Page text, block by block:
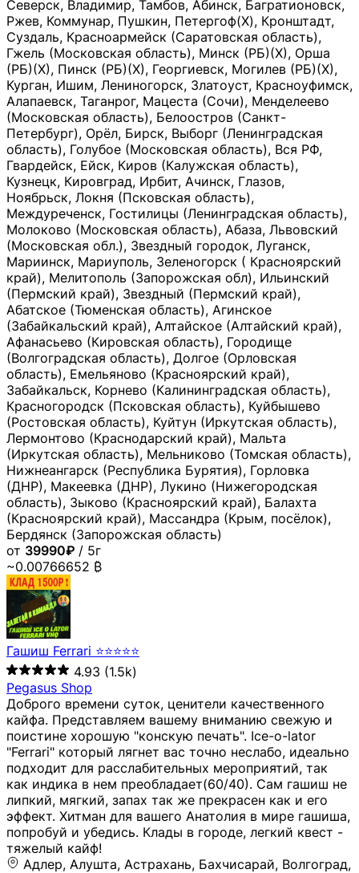
Северск, Владимир, Тамбов, Абинск, Багратионовск,
Ржев, Коммунар, Пушкин, Петергоф(Х), Кронштадт,
Суздаль, Красноармейск (Саратовская область),
Гжель (Московская область), Минск (РБ)(Х), Орша
(РБ)(Х), Пинск (РБ)(Х), Георгиевск, Могилев (РБ)(Х),
Курган, Ишим, Лениногорск, Златоуст, Красноуфимск,
Алапаевск, Таганрог, Мацеста (Сочи), Менделеево
(Московская область), Белоостров (Санкт-
Петербург), Орёл, Бирск, Выборг (Ленинградская
область), Голубое (Московская область), Вся РФ,
Гвардейск, Ейск, Киров (Калужская область),
Кузнецк, Кировград, Ирбит, Ачинск, Глазов,
Ноябрьск, Локня (Псковская область),
Междуреченск, Гостилицы (Ленинградская область),
Молоково (Московская область), Абаза, Львовский
(Московская обл.), Звездный городок, Луганск,
Мариинск, Мариуполь, Зеленогорск ( Красноярский
край), Мелитополь (Запорожская обл), Ильинский
(Пермский край), Звездный (Пермский край),
Абатское (Тюменская область), Агинское
(Забайкальский край), Алтайское (Алтайский край),
Афанасьево (Кировская область), Городище
(Волгоградская область), Долгое (Орловская
область), Емельяново (Красноярский край),
Забайкальск, Корнево (Калининградская область),
Красногородск (Псковская область), Куйбышево
(Ростовская область), Куйтун (Иркутская область),
Лермонтово (Краснодарский край), Мальта
(Иркутская область), Мельниково (Томская область),
Нижнеангарск (Республика Бурятия), Горловка
(ДНР), Макеевка (ДНР), Лукино (Нижегородская
область), Зыково (Красноярский край), Балахта
(Красноярский край), Массандра (Крым, посёлок),
Бердянск (Запорожская область)
от 39990₽ / 5г
~0.00766652 ₿
Гашиш Ferrari ⭐⭐⭐⭐⭐
4.93 (1.5k)
Pegasus Shop
Доброго времени суток, ценители качественного
кайфа. Представляем вашему вниманию свежую и
поистине хорошую "конскую печать". Ice-o-lator
"Ferrari" который лягнет вас точно неслабо, идеально
подходит для расслабительных мероприятий, так
как индика в нем преобладает(60/40). Сам гашиш не
липкий, мягкий, запах так же прекрасен как и его
эффект. Хитман для вашего Анатолия в мире гашиша,
попробуй и убедись. Клады в городе, легкий квест -
тяжелый кайф!
Адлер, Алушта, Астрахань, Бахчисарай, Волгоград, Волжский, Евпатория, Екатеринбург, Ишимбай, Казань, Керчь, Копейск, Курск, Рыльск, Саки, Салават, Симферополь, Сочи, Старый Крым, Стерлитамак, Судак, Уфа, Феодосия, Хабаровск, Челябинск, Ялта, Джанкой, Новосибирск, Щёлкино, Санкт-Петербург, Мурманск, Сургут, Невинномысск, Черкесск, Усть-Лабинск, Геленджик, Ставрополь, Калуга, Елец, Лебедянь, Данков, Жуковский, Оренбург, Орск (Оренбургская область), Магнитогорск, Пермь, Зеленоград, Солнечногорск, Нижний Новгород, Лысково, Заволжье, Кстово, Балахна (Нижегородская область), Богородск, Бор (Нижегородская область), Саратов, Энгельс, Ижевск, Тюмень, Ростов-на-Дону, Шахты, Новочеркасск, Батайск, Аксай, Люберцы, Истра, Москва, Армавир, Краснодар, Магадан, Самара, Анапа, Славянск-на-Кубани, Чаплыгин, Липецк, Нижний Тагил, Орехово-Зуево, Усть-Джегута, Лянтор, Нефтеюганск, Пыть-Ях, Урень, Ветлуга, Шахунья, Новороссийск, Крымск, Тимашёвск, Тольятти, Воткинск, Звенигород, Руза, Можайск, Белгород, Воронеж, Соликамск, Нытва, Лысьва (Пермский край), Чусовой, Кунгур, Краснокамск, Миасс, Губаха, Тула, Новомосковск, Донской, Омск, Льгов, Мытищи, Королёв, Ивантеевка, Балашиха, Семилуки, Кудымкар, Старый Оскол, Оса (Пермский край), Одинцово (Московская область), Ханты-Мансийск, Лабинск, Темрюк, Курганинск, Белореченск (Краснодарский край), Алупкa, Губкин, Рязань, Калининград, Усть-Илимск, Фрязино, Минеральные Воды, Пятигорск, Кострома, Ярославль, Коркино, Верхняя Пышма, Подольск, Красноярск, Смоленск, Долгопрудный, Чебоксары, Калачинск, Канск, Киров (Кировская область), Вологда, Рославль, Владивосток, Обнинск, Балабаново (Калужская область), Малоярославец, Брянск, Видное, Ярцево, Вязьма, Гагарин, Приволжск, Фурманов, Чайковский, Кинешма, Горячий Ключ, Улан-Удэ, Туймазы, Дюртюли, Альметьевск, Нефтекамск, Хадыженск, Апшеронск, Майкоп, Уссурийск, Ульяновск, Гатчина, Луга (Ленинградская область), Надым, Ногинск, Электросталь, Железнодорожный (Московская область), Бутурлиновка, Кириллов, Краснознаменск (Калиниградская область), Мышкин, Томмот, Холм, Абакан, Абдулино, Агидель, Агрыз, Адыгейск, Азнакаево, Алатырь, Алдан, Алейск, Александров, Александровск, Алексеевка (Белгородская обл.), Алексин, Амурск, Анадырь, Ангарск, Андреаполь, Анжеро-Судженск, Анива, Апатиты, Арамиль, Ардон, Арзамас, Аркадак, Арсеньев, Артём, Артёмовский, Архангельск, Асбест, Асино, Аткарск, Ахтубинск, Аша, Бабаево (Вологодская область), Бавлы (Республика Татарстан), Байкальск, Бакал, Баксан, Балаклава, Балаково (Саратовская область), Балашов (Саратовская область), Балтийск, Барабинск, Барнаул, Барыш (Ульяновская область), Бежецк, Белая Калитва (Ростовская область), Белебей, Белогорск (Крым), Белозерск, Белокуриха, Беломорск, Белоозёрский (Московская область), Белорецк (Республика Башкортостан), Кызыл, Белоярский (Ханты-Мансийский АО), Бердск, Березники (Пермский край), Берёзовский (Кемеровская область), Берёзовский (Свердловская область), Беслан, Бийск, Бикин, Билибино, Биробиджан, Благовещенск (Амурская область), Благовещенск (Башкортостан), Бобров, Богородицк, Боготол, Богучар, Бокситогорск (Ленинградская область), Бологое (Тверская область), Болхов, Большой Камень (Приморский край), Борисоглебск (Воронежская область), Боровичи (Новгородская область), Боровск, Бородино, Братск, Бронницы (Московская область), Бугульма (Республика Татарстан), Бугуруслан (Оренбургская область), Буинск, Буй, Буйнакск, Валдай, Валуйки, Велиж, Великие Луки, Великий Новгород, Великий Устюг, Вельск, Венёв, Верещагино, Верхнеуральск, Верхний Уфалей, Верхняя Салда, Верхняя Тура, Весьегонск, Вилючинск, Вихоревка, Вичуга, Владикавказ, Волгодонск, Волгореченск, Володарск, Волосово, Волчанск, Вольск, Воркута, Ворсма, Всеволожск (Ленинградская область), Вуктыл, Выкса, Высоковск, Высоцк, Вытегра, Вышний Волочёк, Вяземский, Вязники, Вятские Поляны, Нея, Шилка, Гаврилов Посад, Гаврилов-Ям, Гай, Галич, Гдов, Голицыно, Горно-Алтайск, Горнозаводск, Горняк, Городец, Гороховец, Гремячинск, Грозный, Грязи, Грязовец, Губкинский, Гуково, Гулькевичи, Гурьевск (Калининградская область), Гурьевск (Кемеровская область), Гусев, Гусь-Хрустальный, Давлеканово, Далматово, Дальнегорск, Дегтярск, Дедовск, Демидов, Дербент, Десногорск, Дзержинск, Дзержинский (Московская область), Дивногорск, Димитровград, Дмитровск, Дно, Добрянка, Долинск, Домодедово, Донецк (ДНР), Дорогобуж, Дрезна, Дубна, Дудинка, Духовщина, Дятьково, Егорьевск, Елабуга, Елизово, Ельня (Будет изменено название), Емва, Енисейск, Ермолино, Ершов, Ессентуки, Ефремов, Железноводск, Железногорск (Красноярский край), Железногорск (Курская область), Железногорск-Илимский, Жигулёвск, Жиздра, Жирновск, Жуков, Жуковка, Заводоуковск, Заволжск, Задонск, Заинск, Заозёрный, Заозёрск, Западная Двина, Заполярный, Зарайск, Заречный (Пензенская область), Заречный (Свердловская область), Заринск, Звенигово, Зверево, Зеленогорск ( Ленинградская обл. ), Зеленоградск, Зеленодольск, Зеленокумск, Зерноград, Зима, Змеиногорск, Зубцов, Ивангород, Иваново, Ивдель, Избербаш, Изобильный, Иланский, Инза, Инкерман, Инта, Ипатово, Искитим, Йошкар-Ола, Кадников, Калач, Калач-на-Дону, Калининск, Калтан, Калязин, Камбарка, Каменка (Пензенская область), Каменногорск (Ленинградская область), Каменск-Уральский, Каменск-Шахтинский, Камень-на-Оби, Камешково, Камышин, Канаш, Кандалакша, Карабаново, Карабаш, Карачаевск, Каргат, Каргополь, Карпинск, Карталы, Касимов, Касли, Каспийск, Катав-Ивановск, Катайск, Качканар, Кашин, Кашира, Кемерово, Кемь, Кизел, Кизилюрт, Кизляр, Кимовск, Кимры, Кингисепп, Кинель, Киреевск, Киренск, Киржач, Кириши, Кирово-Чепецк, Кировск (Ленинградская область), Кировск (Мурманская область), Кирсанов, Киселёвск, Кисловодск, Климовск, Клинцы, Княгинино, Ковдор, Ковров, Когалым, Козельск, Козьмодемьянск, Кола, Кологрив, Колпашево, Колпино, Кольчугино, Комсомольск, Комсомольск-на-Амуре, Конаково, Кондопога, Кондрово, Константиновск, Кораблино, Кореновск, Корсаков, Коряжма, Костерёво, Костомукша, Котельники, Котельниково, Котельнич, Котлас, Котовск, Кохма, Красноармейск (Московская область), Краснозаводск, Краснознаменск (Московская область), Краснокаменск, Краснослободск (Волгоградская область), Краснотурьинск, Красноуральск, Красный Сулин, Кремёнки, Кропоткин, Кубинка, Кувшиново (Тверская область), Кудрово, Кулебаки, Кумертау, Курлово, Куровское, Куртамыш, Курчатов, Куса, Кушва, Кыштым, Лабытнанги, Лагань, Лаишево (Республика Татарстан), Лакинск, Лангепас, Лахденпохья, Ленинск-Кузнецкий, Ленск (Республика Саха), Лермонтов (Ставропольский край), Лесозаводск (Приморский край), Лесосибирск, Ливны (Орловская область), Ликино-Дулёво, Липки (Тульская область), Лиски (Воронежская область), Лихославль, Лодейное Поле, Ломоносов (Санкт-Петербург), Лосино-Петровский, Лукоянов, Луховицы, Лыткарино, Любань (Ленинградская область), Любим, Людиново, Магас, Майский, Макаров, Малая Вишера, Малгобек, Мамадыш, Мамоново, Мантурово, Маркс, Махачкала, Мглин, Мегион, Медвежьегорск, Медногорск, Медынь, Меленки, Мелеуз, Менделеевск, Мещовск, Микунь, Миллерово, Минусинск, Миньяр, Мирный (Архангельская область), Мирный (Якутия), Михайловка (Город), Михайловск (Свердловская область), Михайловск (Ставропольский край), Могоча, Можга, Моздок, Мончегорск, Морозовск, Моршанск, Мосальск, Муравленко, Мурино, Муром, Мценск, Мыски, Набережные Челны, Навашино (Нижегородская область), Назарово (Красноярский край), Назрань, Нальчик, Наро-Фоминск, Нарткала, Нарьян-Мар, Находка, Невель (Псковская область), Невельск, Невьянск, Нелидово (Тверская область), Неман, Нерехта (Костромская область), Нерюнгри, Нестеров, Нефтегорск (Самарская область), Нефтекумск, Нижневартовск, Нижнекамск (Республика Татарстан), Нижнеудинск, Нижние Серги, Нижний Ломов, Нижняя Тура, Николаевск-на-Амуре, Никольск (Вологодская область), Никольск (Пензенская область), Новая Ладога, Новая Ляля, Новоалександровск, Новоалтайск, Нововоронеж, Новодвинск, Новозыбков, Новокубанск, Новокуйбышевск, Новомичуринск, Новопавловск, Новоржев, Новосокольники, Новотроицк, Новоульяновск, Новоуральск, Новохопёрск, Новочебоксарск, Новошахтинск, Новый Оскол, Новый Уренгой, Норильск, Нурлат, Нягань, Нязепетровск, Няндома, Облучье, Обоянь, Озёрск (Калининградская область), Озёрск (Челябинская область), Озёры, Октябрьск (Самарская область), Октябрьский (Башкортостан), Окуловка (Новгородская область), Оленегорск, Олонец, Онега, Опочка, Осинники, Осташков, Остров, Острогожск, Отрадный, Оха, Павлово, Павловск (Воронежская область), Павловск (Санкт-Петербург), Павловский Посад, Партизанск, Певек, Пенза, Первоуральск, Перевоз, Пересвет, Переславль-Залесский, Пестово (Новгородская область), Петрозаводск, Петропавловск-Камчатский, Печоры, Пикалёво, Пионерский, Питкяранта, Плавск, Плёс, Подпорожье, Покачи, Покров, Покровск, Полесск, Полысаево, Полярные Зори, Полярный, Поронайск, Порхов, Похвистнево, Почеп, Починок, Пошехонье, Правдинск, Приморск (Калининградская область), Приморско-Ахтарск, Приозерск, Прокопьевск, Протвино, Прохладный, Пугачёв, Пудож, Пустошка, Пушкино, Пущино, Пыталово, Радужный (Владимирская область), Радужный (Ханты-Мансийский АО), Райчихинск, Раменское, Рассказово, Ревда, Реж, Реутов, Родники, Россошь, Ростов (Ярославская обл.), Рошаль, Ртищево, Рубцовск, Рузаевка, Рыбинск, Рыбное, Ряжск, Салехард, Сальск, Саранск, Сарапул, Саров, Сасово, Сатка, Сафоново, Саяногорск, Саянск, Светлогорск, Светлоград, Светлый, Светогорск (Ленинградская область), Свободный, Себеж, Северобайкальск, Северодвинск, Североуральск, Сегежа, Семикаракорск, Сенгилей, Серафимович, Сергач, Сергиев Посад, Сердобск, Сертолово (Ленинградская область), Сестрорецк (Ленинградская область), Сибай, Скопин, Славгород, Сланцы, Слободской, Слюдянка, Собинка, Советск (Кировская область), Советск (Калининградская область), Советск (Тульская область), Советская Гавань, Советский (Ханты-Мансийский АО), Сокол (Вологодская область), Солигалич, Соль-Илецк, Сольцы, Сортавала, Сосенский, Сосновоборск, Сосновый Бор (Ленинградская область), Сосногорск, Спас-Клепики, Спасск-Рязанский, С